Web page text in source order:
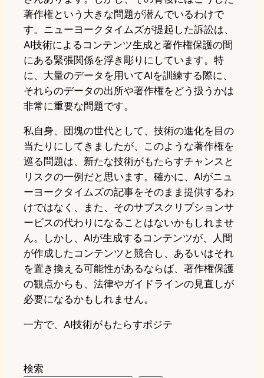
著作権という大きな問題が潜んでいるわけで
す。ニューヨークタイムズが提起した訴訟は、
AI技術によるコンテンツ生成と著作権保護の間
にある緊張関係を浮き彫りにしています。特
に、大量のデータを用いてAIを訓練する際に、
それらのデータの出所や著作権をどう扱うかは
非常に重要な問題です。
私自身、団塊の世代として、技術の進化を目の
当たりにしてきましたが、このような著作権を
巡る問題は、新たな技術がもたらすチャンスと
リスクの一例だと思います。確かに、AIがニュ
ーヨークタイムズの記事をそのまま提供するわ
けではなく、また、そのサブスクリプションサ
ービスの代わりになることはないかもしれませ
ん。しかし、AIが生成するコンテンツが、人間
が作成したコンテンツと競合し、あるいはそれ
を置き換える可能性があるならば、著作権保護
の観点からも、法律やガイドラインの見直しが
必要になるかもしれません。
一方で、AI技術がもたらすポジテ
検索